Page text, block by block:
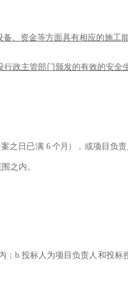
、资金等方面具有相应的施工
政主管部门颁发的有效的安全
之日已满 6 个月 ） ， 或项目负
之内。
； b.投标人为项目负责人和投标